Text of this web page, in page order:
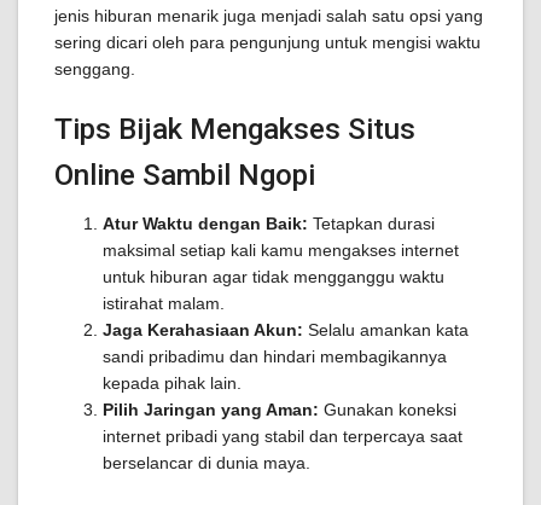
jenis hiburan menarik juga menjadi salah satu opsi yang
sering dicari oleh para pengunjung untuk mengisi waktu
senggang.
Tips Bijak Mengakses Situs
Online Sambil Ngopi
Atur Waktu dengan Baik: Tetapkan durasi
maksimal setiap kali kamu mengakses internet
untuk hiburan agar tidak mengganggu waktu
istirahat malam.
Jaga Kerahasiaan Akun: Selalu amankan kata
sandi pribadimu dan hindari membagikannya
kepada pihak lain.
Pilih Jaringan yang Aman: Gunakan koneksi
internet pribadi yang stabil dan terpercaya saat
berselancar di dunia maya.